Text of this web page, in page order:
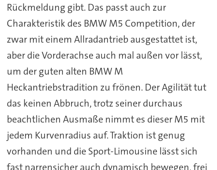
Rückmeldung gibt. Das passt auch zur
Charakteristik des BMW M5 Competition, der
zwar mit einem Allradantrieb ausgestattet ist,
aber die Vorderachse auch mal außen vor lässt,
um der guten alten BMW M
Heckantriebstradition zu frönen. Der Agilität tut
das keinen Abbruch, trotz seiner durchaus
beachtlichen Ausmaße nimmt es dieser M5 mit
jedem Kurvenradius auf. Traktion ist genug
vorhanden und die Sport-Limousine lässt sich
fast narrensicher auch dynamisch bewegen, frei